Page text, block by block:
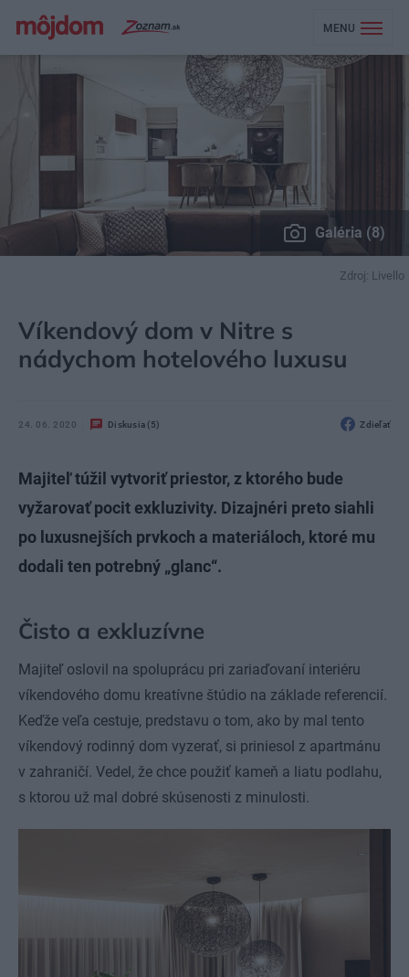
MENU
Galéria (8)
Zdroj: Livello
Víkendový dom v Nitre s
nádychom hotelového luxusu
24. 06. 2020 Diskusia (5) Zdieľať
Majiteľ túžil vytvoriť priestor, z ktorého bude
vyžarovať pocit exkluzivity. Dizajnéri preto siahli
po luxusnejších prvkoch a materiáloch, ktoré mu
dodali ten potrebný „glanc“.
Čisto a exkluzívne
Majiteľ oslovil na spoluprácu pri zariaďovaní interiéru
víkendového domu kreatívne štúdio na základe referencií.
Keďže veľa cestuje, predstavu o tom, ako by mal tento
víkendový rodinný dom vyzerať, si priniesol z apartmánu
v zahraničí. Vedel, že chce použiť kameň a liatu podlahu,
s ktorou už mal dobré skúsenosti z minulosti.